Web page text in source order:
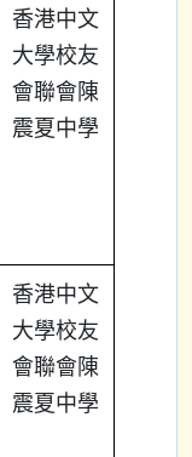
香港中文
大學校友
會聯會陳
震夏中學
香港中文
大學校友
會聯會陳
震夏中學